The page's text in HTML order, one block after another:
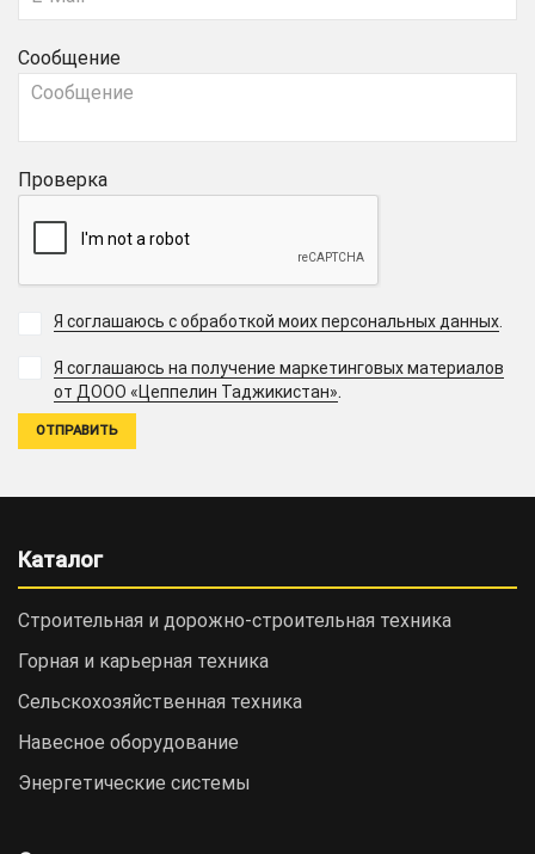
Сообщение
Проверка
Я соглашаюсь с обработкой моих персональных данных
Я соглашаюсь на получение маркетинговых материалов
от ДООО «Цеппелин Таджикистан».
Каталог
Строительная и дорожно-cтроительная техника
Горная и карьерная техника
Сельскохозяйственная техника
Навесное оборудование
Энергетические системы